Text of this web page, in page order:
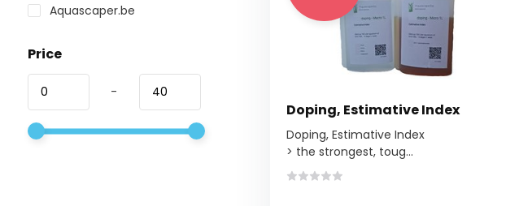
Aquascaper.be
Price
-
Doping, Estimative Index
Doping, Estimative Index
> the strongest, toug...